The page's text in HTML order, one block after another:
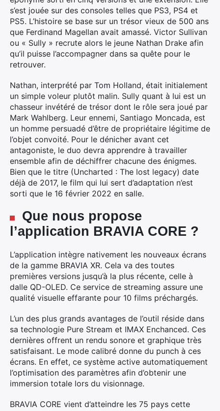
s’est jouée sur des consoles telles que PS3, PS4 et
PS5. L’histoire se base sur un trésor vieux de 500 ans
que Ferdinand Magellan avait amassé. Victor Sullivan
ou « Sully » recrute alors le jeune Nathan Drake afin
qu’il puisse l’accompagner dans sa quête pour le
retrouver.
Nathan, interprété par Tom Holland, était initialement
un simple voleur plutôt malin. Sully quant à lui est un
chasseur invétéré de trésor dont le rôle sera joué par
Mark Wahlberg. Leur ennemi, Santiago Moncada, est
un homme persuadé d’être de propriétaire légitime de
l’objet convoité. Pour le dénicher avant cet
antagoniste, le duo devra apprendre à travailler
ensemble afin de déchiffrer chacune des énigmes.
Bien que le titre (Uncharted : The lost legacy) date
déjà de 2017, le film qui lui sert d’adaptation n’est
sorti que le 16 février 2022 en salle.
Que nous propose
l’application BRAVIA CORE ?
L’application intègre nativement les nouveaux écrans
de la gamme BRAVIA XR. Cela va des toutes
premières versions jusqu’à la plus récente, celle à
dalle QD-OLED. Ce service de streaming assure une
qualité visuelle effarante pour 10 films préchargés.
L’un des plus grands avantages de l’outil réside dans
sa technologie Pure Stream et IMAX Enchanced. Ces
dernières offrent un rendu sonore et graphique très
satisfaisant. Le mode calibré donne du punch à ces
écrans. En effet, ce système active automatiquement
l’optimisation des paramètres afin d’obtenir une
immersion totale lors du visionnage.
BRAVIA CORE vient d’atteindre les 75 pays cette